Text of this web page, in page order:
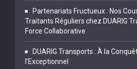
Partenariats Fructueux : Nos
Traitants Réguliers chez DUARIG
Force Collaborative
DUARIG Transports : À la
l’Exceptionnel